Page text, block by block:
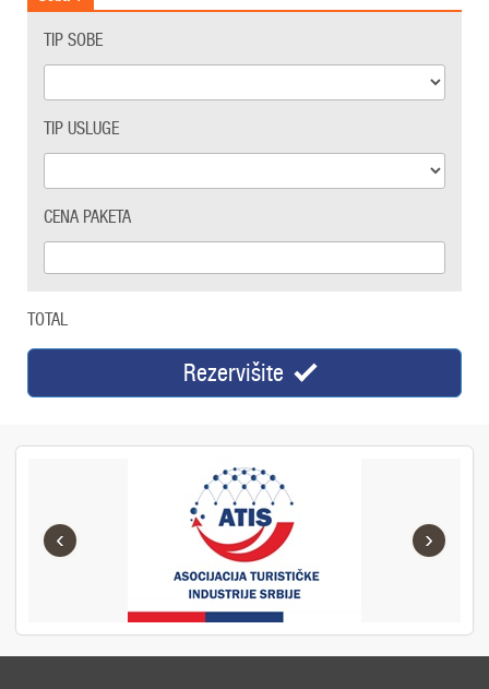
TIP SOBE
TIP USLUGE
CENA PAKETA
TOTAL
Rezervišite
‹ ›